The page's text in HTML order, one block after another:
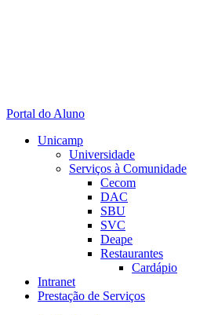
Portal do Aluno
Unicamp
Universidade
Serviços à Comunidade
Cecom
DAC
SBU
SVC
Deape
Restaurantes
Cardápio
Intranet
Prestação de Serviços